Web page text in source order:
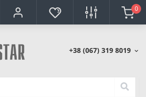
0
+38 (067) 319 8019